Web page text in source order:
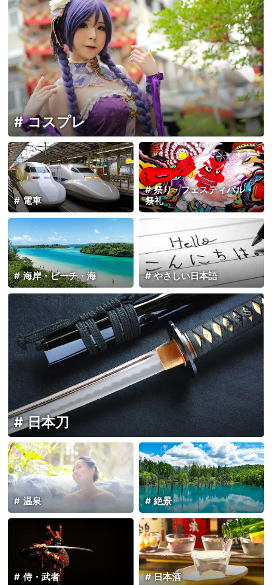
コスプレ
電車
祭り・フェスティバル・
祭礼
海岸・ビーチ・海 やさしい日本語
日本刀
絶景
温泉
日本酒
侍・武者